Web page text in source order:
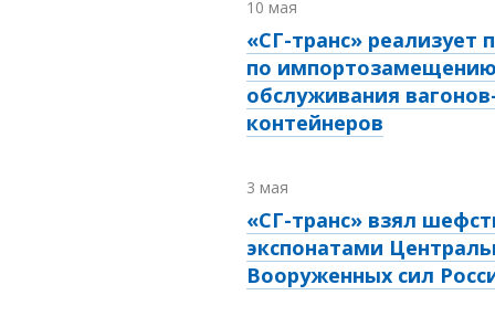
10 мая
«СГ-транс» реализует
по
обслуживания
контейнеров
3 мая
«СГ-транс» взял
экспонатами
Вооруженных сил